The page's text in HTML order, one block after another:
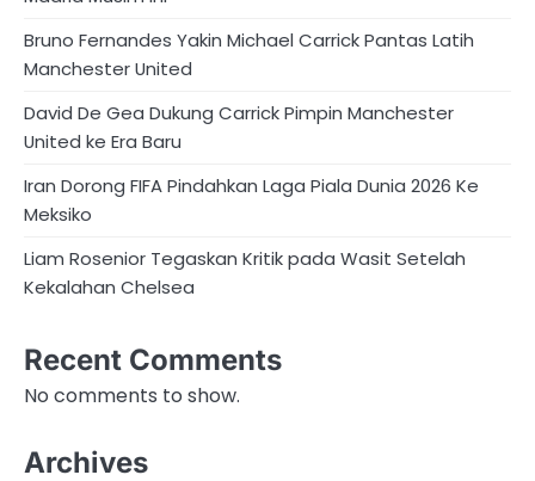
Bruno Fernandes Yakin Michael Carrick Pantas Latih
Manchester United
David De Gea Dukung Carrick Pimpin Manchester
United ke Era Baru
Iran Dorong FIFA Pindahkan Laga Piala Dunia 2026 Ke
Meksiko
Liam Rosenior Tegaskan Kritik pada Wasit Setelah
Kekalahan Chelsea
Recent Comments
No comments to show.
Archives